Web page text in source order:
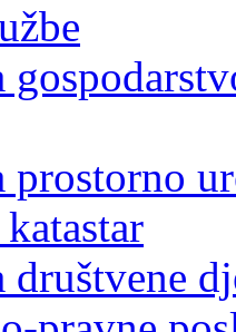
prostorno
društvene